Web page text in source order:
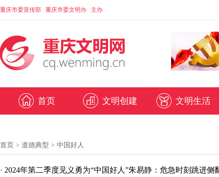
重庆市委宣传部 重庆市委文明办 主办
首页 文明创建 文明生活
首页 > 道德典型 > 中国好人
· 2024年第二季度见义勇为“中国好人”朱易静：危急时刻跳进侧